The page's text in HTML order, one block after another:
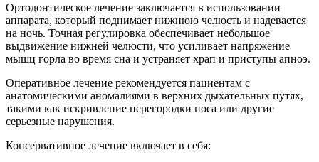
Ортодонтическое лечение заключается в использовании
аппарата, который поднимает нижнюю челюсть и надевается
на ночь. Точная регулировка обеспечивает небольшое
выдвижение нижней челюсти, что усиливает напряжение
мышц горла во время сна и устраняет храп и приступы апноэ.
Оперативное лечение рекомендуется пациентам с
анатомическими аномалиями в верхних дыхательных путях,
такими как искривление перегородки носа или другие
серьезные нарушения.
Консервативное лечение включает в себя: